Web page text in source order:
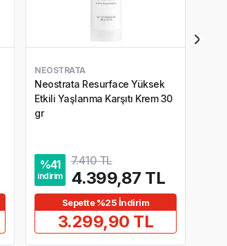
NEOSTRATA
Neostrata Resurface Yüksek
Etkili Yaşlanma Karşıtı Krem 30
gr
%41
indirim
7.410 TL
4.399,87 TL
Sepette %25 İndirim
3.299,90 TL